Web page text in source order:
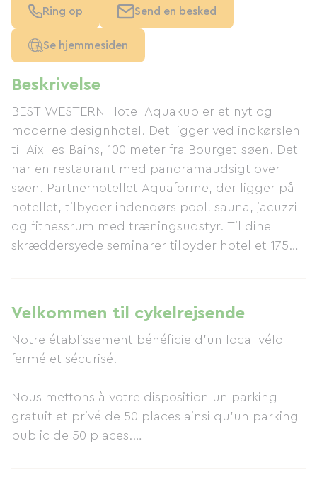
Beskrivelse
BEST WESTERN Hotel Aquakub er et nyt og
moderne designhotel. Det ligger ved indkørslen
til Aix-les-Bains, 100 meter fra Bourget-søen. Det
har en restaurant med panoramaudsigt over
søen. Partnerhotellet Aquaforme, der ligger på
hotellet, tilbyder indendørs pool, sauna, jacuzzi
og fitnessrum med træningsudstyr. Til dine
skræddersyede seminarer tilbyder hotellet 175
anlagt område. Fem fuldt udstyrede lokaler har
plads til op til 150 personer. Miljømærke: Hotel
Aquakub er forpligtet til at respektere og
bidrage til miljøbeskyttelse ved at føre en politik
personalet, samt ansvarlig forvaltning af
værdifulde ressourcer og ved at bekæmpe affald
og genbruge vores affald. Aquabar er til et
Velkommen til cykelrejsende
Notre établissement bénéficie d'un local vélo
fermé et sécurisé.
Nous mettons à votre disposition un parking
gratuit et privé de 50 places ainsi qu'un parking
public de 50 places.
Ring op Send en besked
Se hjemmesiden